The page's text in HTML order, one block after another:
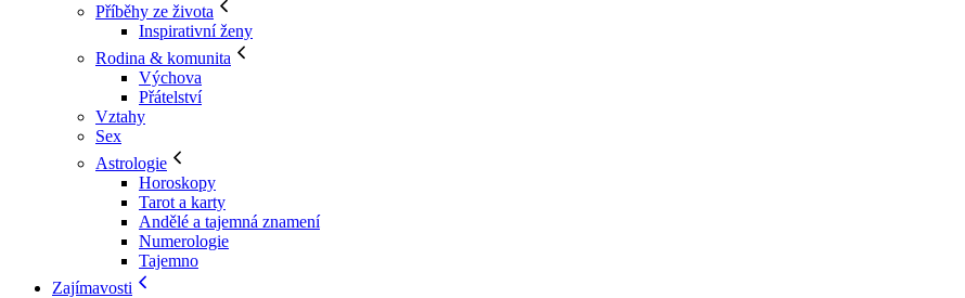
Příběhy ze života
Inspirativní ženy
Rodina & komunita
Výchova
Přátelství
Vztahy
Sex
Astrologie
Horoskopy
Tarot a karty
Andělé a tajemná znamení
Numerologie
Tajemno
Zajímavosti